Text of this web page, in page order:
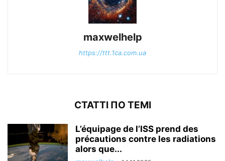
maxwelhelp
https://ttt.1ca.com.ua
СТАТТІ ПО ТЕМІ
L’équipage de l’ISS prend des
précautions contre les radiations
alors que...